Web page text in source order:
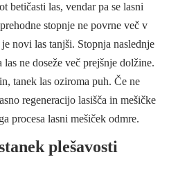
betičasti las, vendar pa se lasni
stopnje ne povrne več v
novi las tanjši. Stopnja naslednje
las ne doseže več prejšnje dolžine.
tanek las oziroma puh. Če ne
regeneracijo lasišča in mešičke
procesa lasni mešiček odmre.
plešavosti